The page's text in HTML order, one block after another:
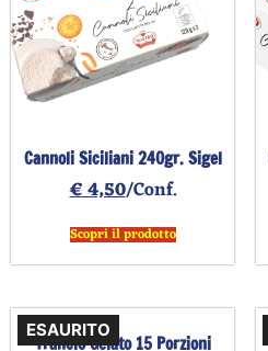
Cannoli Siciliani 240gr. Sigel
€4,50/Conf.
Scopri il prodotto
ESAURITO
Trancio Gelato 15 Porzioni